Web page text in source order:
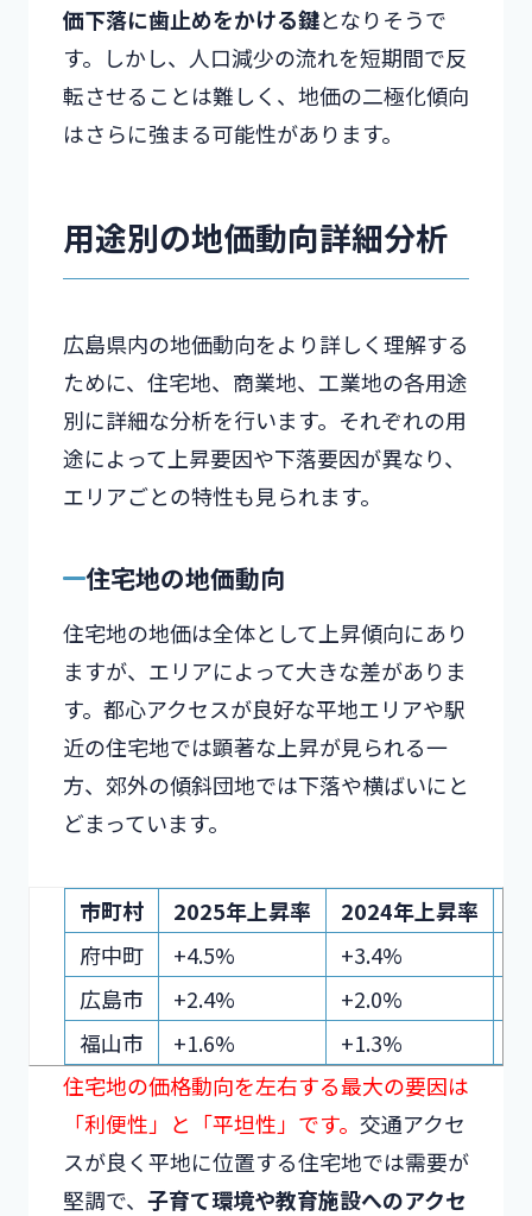
価下落に歯止めをかける鍵となりそうで
す。しかし、人口減少の流れを短期間で反
転させることは難しく、地価の二極化傾向
はさらに強まる可能性があります。
用途別の地価動向詳細分析
広島県内の地価動向をより詳しく理解する
ために、住宅地、商業地、工業地の各用途
別に詳細な分析を行います。それぞれの用
途によって上昇要因や下落要因が異なり、
エリアごとの特性も見られます。
住宅地の地価動向
住宅地の地価は全体として上昇傾向にあり
ますが、エリアによって大きな差がありま
す。都心アクセスが良好な平地エリアや駅
近の住宅地では顕著な上昇が見られる一
方、郊外の傾斜団地では下落や横ばいにと
どまっています。
市町村 2025年上昇率
2024年上昇率
府中町
+4.5% +3.4%
広島市
+2.4% +2.0%
福山市
+1.6% +1.3%
住宅地の価格動向を左右する最大の要因は
「利便性」と「平坦性」です。 交通アクセ
スが良く平地に位置する住宅地では需要が
堅調で、 子育て環境や教育施設へのアクセ